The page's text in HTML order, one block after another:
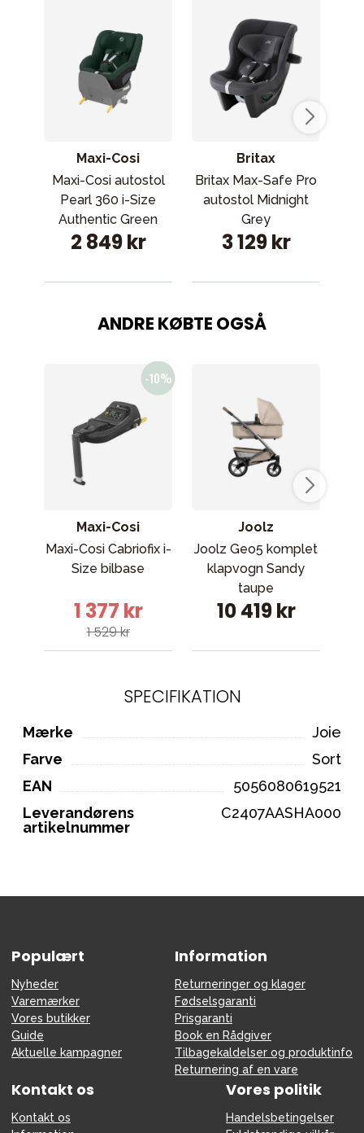
Maxi-Cosi
Maxi-Cosi autostol
Pearl 360 i-Size
Authentic Green
2 849 kr
Britax
Britax Max-Safe Pro
autostol Midnight
Grey
3 129 kr
ANDRE KØBTE OGSÅ
Maxi-Cosi
Maxi-Cosi Cabriofix i-
Size bilbase
1 377 kr
1 529 kr
Joolz
Joolz Geo5 komplet
klapvogn Sandy
taupe
10 419 kr
SPECIFIKATION
Mærke
Joie
Farve
Sort
EAN
5056080619521
Leverandørens
artikelnummer
C2407AASHA000
Populært
Nyheder
Varemærker
Vores butikker
Guide
Aktuelle kampagner
Information
Returneringer og klager
Fødselsgaranti
Prisgaranti
Book en Rådgiver
Tilbagekaldelser og produktinfo
Returnering af en vare
Kontakt os
Kontakt os
Vores politik
Handelsbetingelser